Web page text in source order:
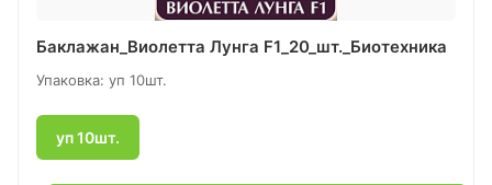
Баклажан_Виолетта Лунга F1_20_шт._Биотехника
Упаковка: уп 10шт.
уп 10шт.